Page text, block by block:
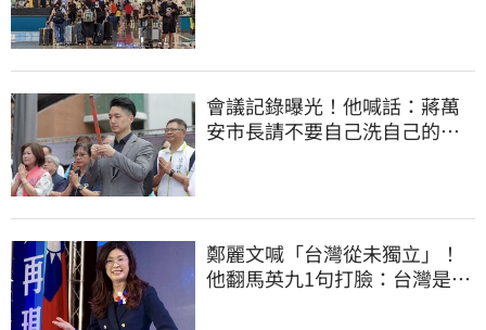
會議記錄曝光！他喊話：蔣萬
安市長請不要自己洗自己的記
鄭麗文喊「台灣從未獨立」！
他翻馬英九1句打臉：台灣是我